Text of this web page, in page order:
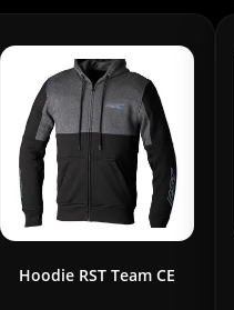
Hoodie RST Team CE